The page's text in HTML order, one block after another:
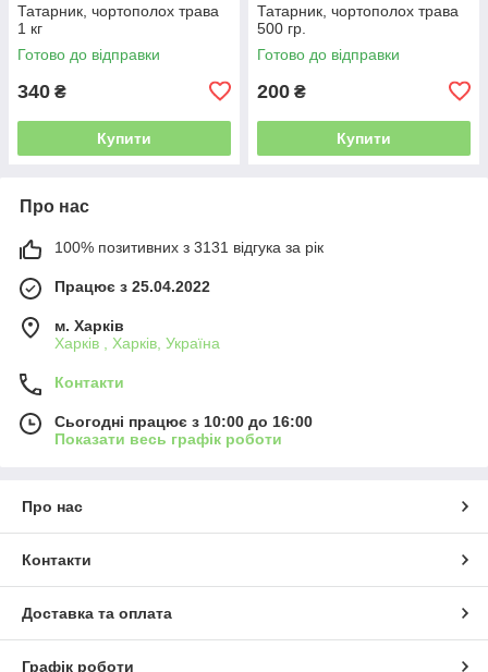
Татарник, чортополох трава
1 кг
Готово до відправки
340 ₴
Купити
Татарник, чортополох трава
500 гр.
Готово до відправки
200 ₴
Купити
Про нас
100% позитивних з 3131 відгука за рік
Працює з 25.04.2022
м. Харків
Харків , Харків, Україна
Контакти
Сьогодні працює з 10:00 до 16:00
Показати весь графік роботи
Про нас
Контакти
Доставка та оплата
Графік роботи